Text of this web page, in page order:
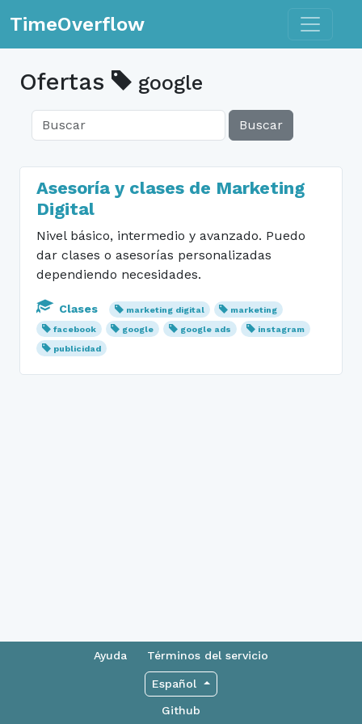
TimeOverflow Toggle
Ofertas google
Buscar
Asesoría y clases de Marketing
Digital
Nivel básico, intermedio y avanzado. Puedo
dar clases o asesorías personalizadas
dependiendo necesidades.
Clases marketing digital
marketing
facebook
google google ads
instagram
publicidad
Ayuda Términos del servicio
Español
Github